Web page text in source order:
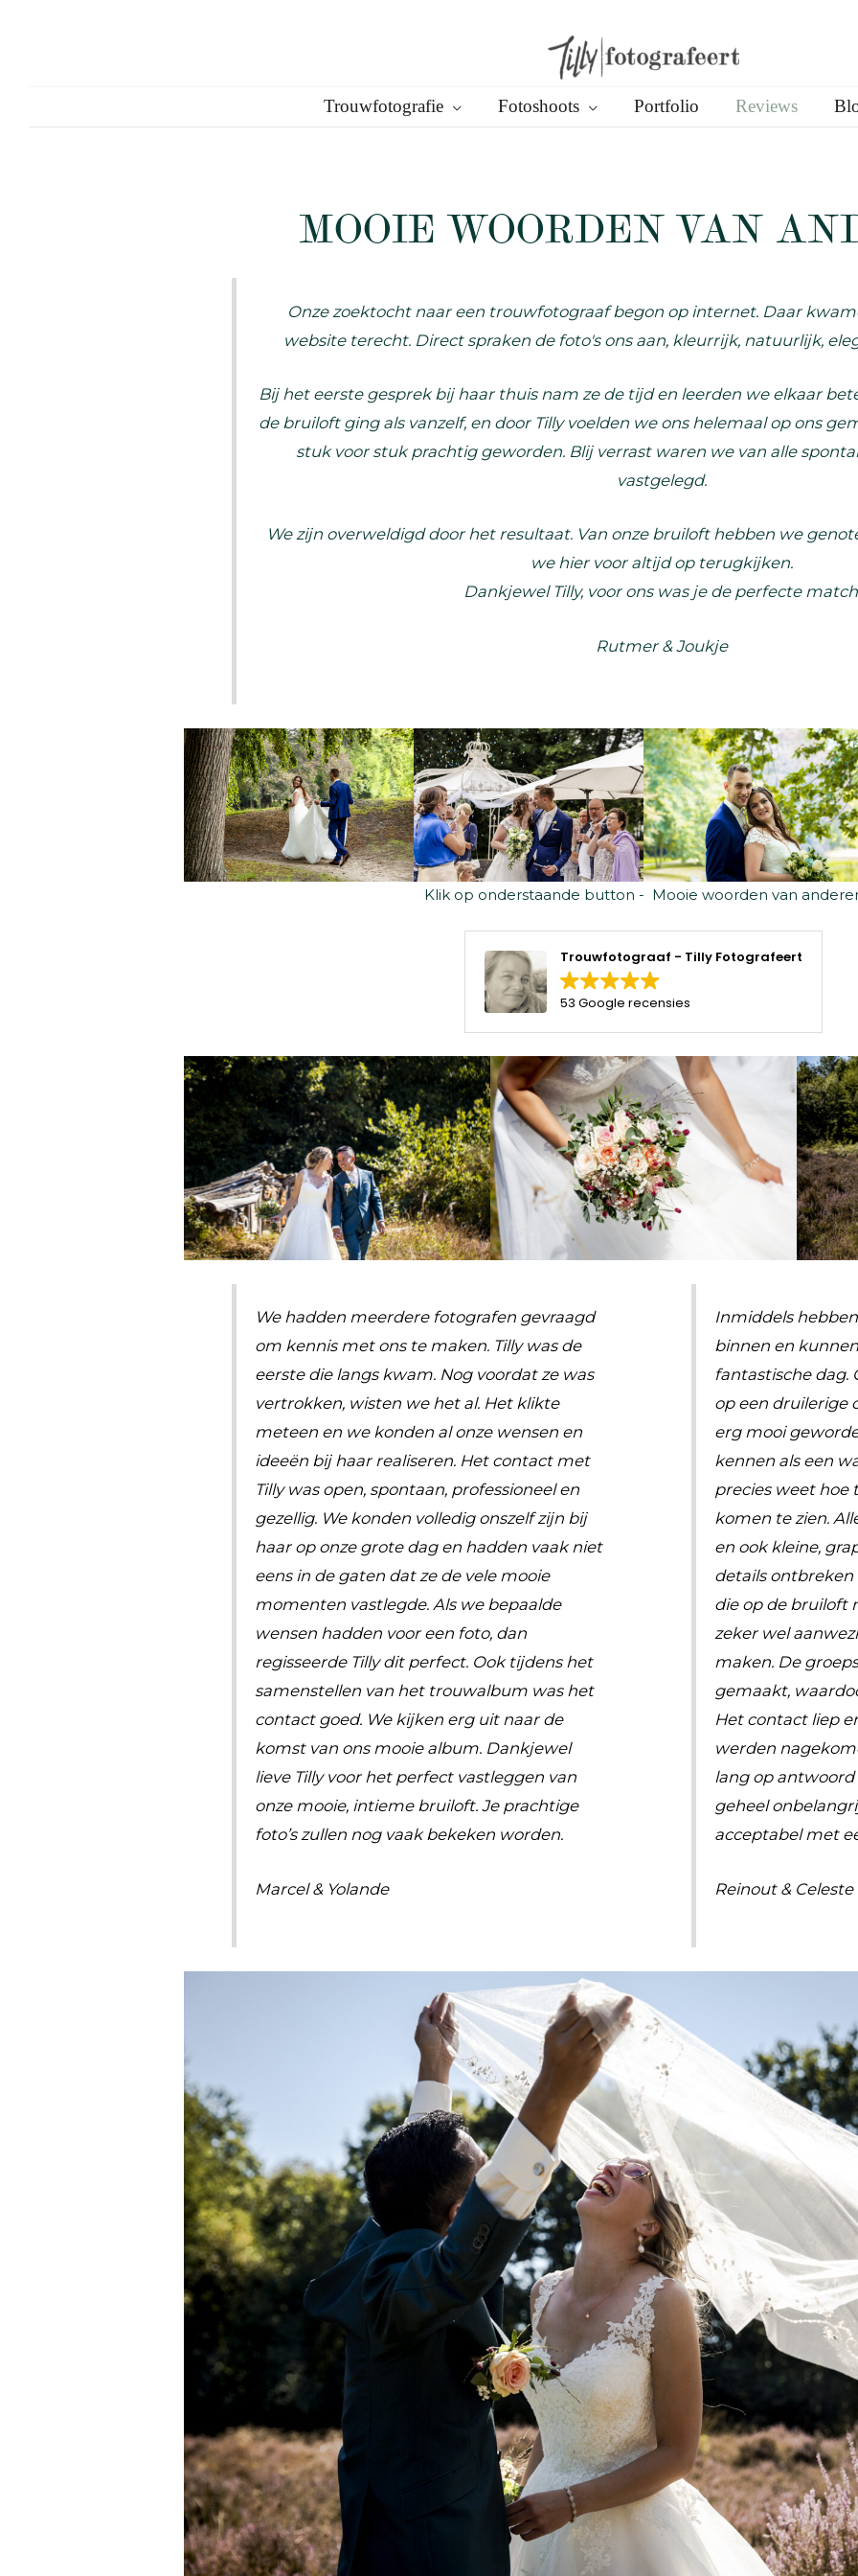
Trouwfotografie Fotoshoots Portfolio Reviews
MOOIE WOORDEN VAN
Onze zoektocht naar een trouwfotograaf begon op internet. Daar
website terecht. Direct spraken de foto's ons aan, kleurrijk, natuurlijk,
Bij het eerste gesprek bij haar thuis nam ze de tijd en leerden we elkaar
de bruiloft ging als vanzelf, en door Tilly voelden we ons helemaal op ons
stuk voor stuk prachtig geworden. Blij verrast waren we van alle
vastgelegd.
We zijn overweldigd door het resultaat. Van onze bruiloft hebben we
we hier voor altijd op terugkijken.
Dankjewel Tilly, voor ons was je de perfecte
Rutmer & Joukje
Klik op onderstaande button - Mooie woorden van
Trouwfotograaf - Tilly Fotografeert
53 Google recensies
We hadden meerdere fotografen gevraagd
om kennis met ons te maken. Tilly was de
eerste die langs kwam. Nog voordat ze was
vertrokken, wisten we het al. Het klikte
meteen en we konden al onze wensen en
ideeën bij haar realiseren. Het contact met
Tilly was open, spontaan, professioneel en
gezellig. We konden volledig onszelf zijn bij
haar op onze grote dag en hadden vaak niet
eens in de gaten dat ze de vele mooie
momenten vastlegde. Als we bepaalde
wensen hadden voor een foto, dan
regisseerde Tilly dit perfect. Ook tijdens het
samenstellen van het trouwalbum was het
contact goed. We kijken erg uit naar de
komst van ons mooie album. Dankjewel
lieve Tilly voor het perfect vastleggen van
onze mooie, intieme bruiloft. Je prachtige
foto’s zullen nog vaak bekeken worden.
Marcel & Yolande
Inmiddels
binnen en
fantastische
op een druilerige
erg mooi
kennen als een
precies weet
komen te zien.
en ook kleine,
details ontbreken
die op de bruiloft
zeker wel
maken. De
gemaakt,
Het contact liep
werden
lang op
geheel
acceptabel met
Reinout & Celeste